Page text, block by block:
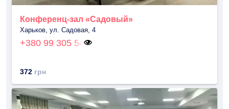
Конференц-зал «Садовый»
Харьков, ул. Садовая, 4
+380 99 305 54
372 грн